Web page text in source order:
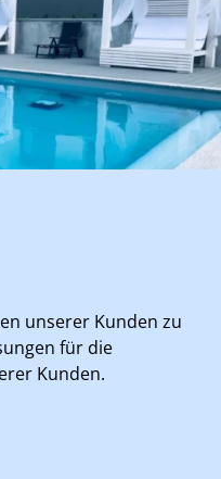
unserer Kunden zu
für die
Kunden.